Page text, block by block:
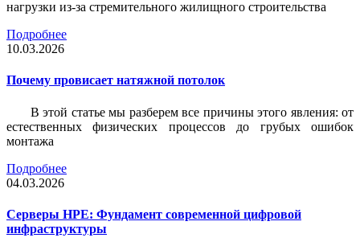
нагрузки из-за стремительного жилищного строительства
Подробнее
10.03.2026
Почему провисает натяжной потолок
В этой статье мы разберем все причины этого явления: от
естественных физических процессов до грубых ошибок
монтажа
Подробнее
04.03.2026
Серверы HPE: Фундамент современной цифровой
инфраструктуры